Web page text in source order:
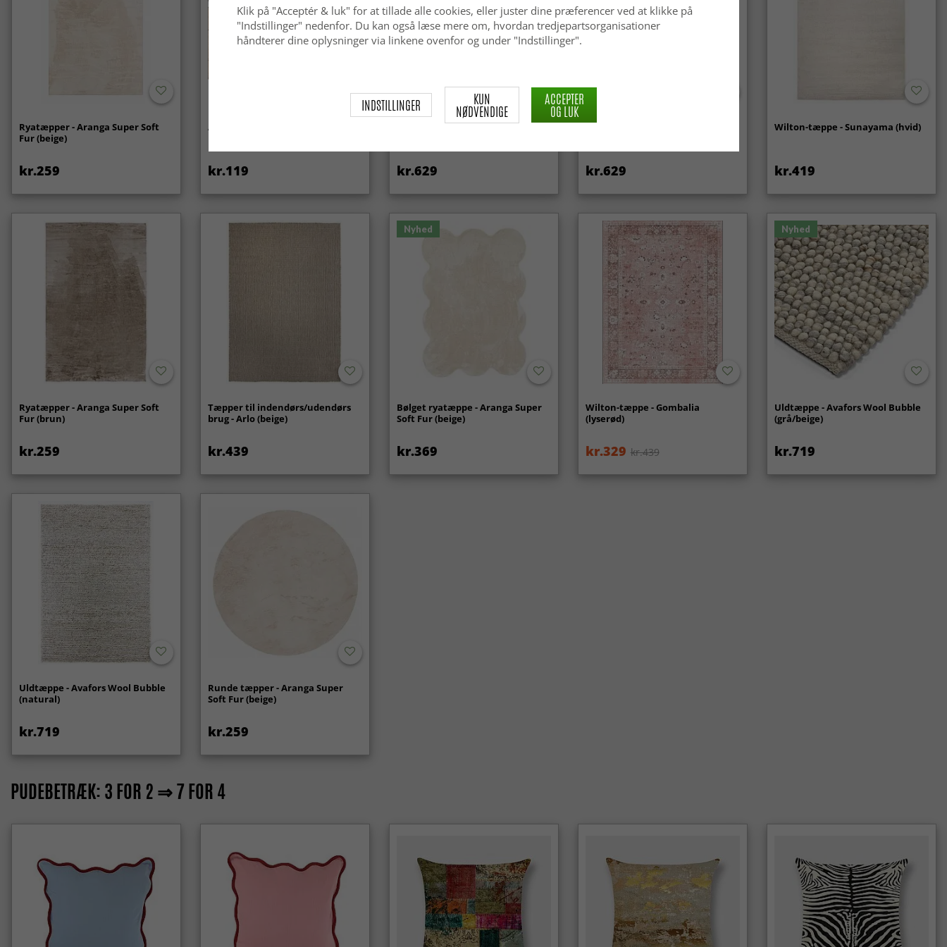
Ryatæpper - Aranga Super Soft
Fur (beige)
kr.259
Anti-slip/Skridsikker
kr.119
Uldtæppe - Avafors Wool Bubble
kr.629
Uldtæppe - Coastal (creme)
kr.629
Wilton-tæppe - Sunayama (hvid)
kr.419
Ryatæpper - Aranga Super Soft
Fur (brun)
kr.259
Tæpper til indendørs/udendørs
brug - Arlo (beige)
kr.439
Nyhed
Bølget ryatæppe - Aranga Super
Soft Fur (beige)
kr.369
Wilton-tæppe - Gombalia
(lyserød)
kr.329 kr.439
Nyhed
Uldtæppe - Avafors Wool Bubble
(grå/beige)
kr.719
Uldtæppe - Avafors Wool Bubble
(natural)
kr.719
Runde tæpper - Aranga Super
Soft Fur (beige)
kr.259
PUDEBETRÆK: 3 FOR 2 ⇒ 7 FOR 4
Klik på "Acceptér & luk" for at tillade alle cookies, eller juster dine præferencer ved at klikke på
"Indstillinger" nedenfor. Du kan også læse mere om, hvordan tredjepartsorganisationer
håndterer dine oplysninger via linkene ovenfor og under "Indstillinger".
INDSTILLINGER KUN
NØDVENDIGE
ACCEPTER
OG LUK